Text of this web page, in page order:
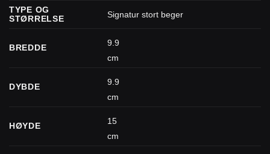
TYPE OG
STØRRELSE
Signatur stort beger
BREDDE
9.9
cm
DYBDE
9.9
cm
HØYDE
15
cm